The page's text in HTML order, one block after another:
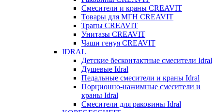
Смесители и краны CREAVIT
Товары для МГН CREAVIT
Трапы CREAVIT
Унитазы CREAVIT
Чаши генуя CREAVIT
IDRAL
Детские бесконтактные смесители Idral
Душевые Idral
Педальные смесители и краны Idral
Порционно-нажимные смесители и
краны Idral
Смеcители для раковины Idral